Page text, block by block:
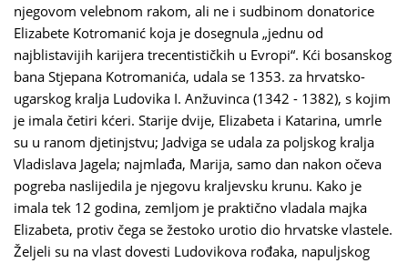
njegovom velebnom rakom, ali ne i sudbinom donatorice
Elizabete Kotromanić koja je dosegnula „jednu od
najblistavijih karijera trecentističkih u Evropi“. Kći bosanskog
bana Stjepana Kotromanića, udala se 1353. za hrvatsko-
ugarskog kralja Ludovika I. Anžuvinca (1342 - 1382), s kojim
je imala četiri kćeri. Starije dvije, Elizabeta i Katarina, umrle
su u ranom djetinjstvu; Jadviga se udala za poljskog kralja
Vladislava Jagela; najmlađa, Marija, samo dan nakon očeva
pogreba naslijedila je njegovu kraljevsku krunu. Kako je
imala tek 12 godina, zemljom je praktično vladala majka
Elizabeta, protiv čega se žestoko urotio dio hrvatske vlastele.
Željeli su na vlast dovesti Ludovikova rođaka, napuljskog